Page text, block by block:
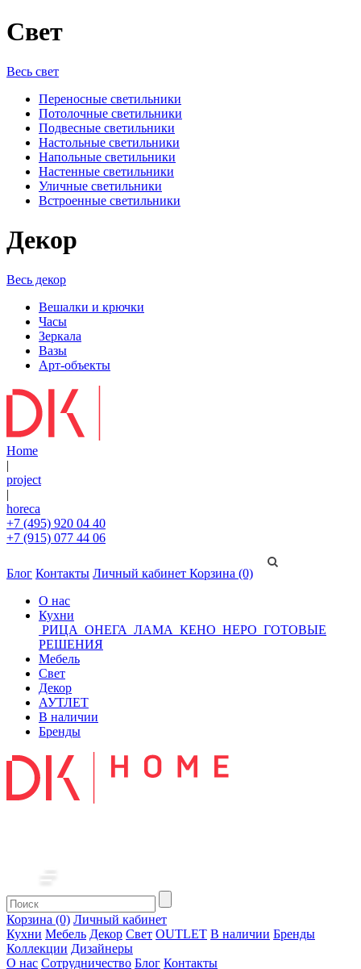
Свет
Весь свет
Переносные светильники
Потолочные светильники
Подвесные светильники
Настольные светильники
Напольные светильники
Настенные светильники
Уличные светильники
Встроенные светильники
Декор
Весь декор
Вешалки и крючки
Часы
Зеркала
Вазы
Арт-объекты
Home
|
project
|
horeca
+7 (495) 920 04 40
+7 (915) 077 44 06
Блог Контакты Личный кабинет Корзина (0)
О нас
Кухни
РИЦА ОНЕГА ЛАМА КЕНО НЕРО ГОТОВЫЕ
РЕШЕНИЯ
Мебель
Свет
Декор
АУТЛЕТ
В наличии
Бренды
Корзина (0) Личный кабинет
Кухни Мебель Декор Свет OUTLET В наличии Бренды
Коллекции Дизайнеры
О нас Сотрудничество Блог Контакты